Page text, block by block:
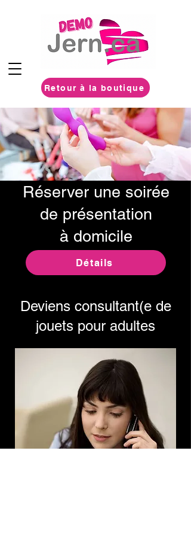
Retour à la boutique
Réserver une soirée
de présentation
à domicile
Détails
Deviens consultant(e de
jouets pour adultes